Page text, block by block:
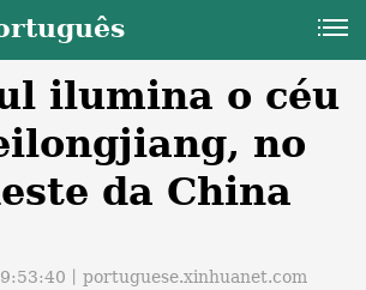
ilumina o céu
no
da China
丨portuguese.xinhuanet.com